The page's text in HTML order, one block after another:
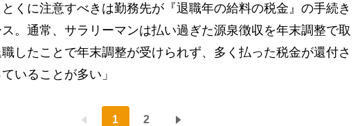
くに注意すべきは勤務先が『退職年の給料の税金』の手続き
。通常、サラリーマンは払い過ぎた源泉徴収を年末調整で取
したことで年末調整が受けられず、多く払った税金が還付さ
いることが多い」
1 2